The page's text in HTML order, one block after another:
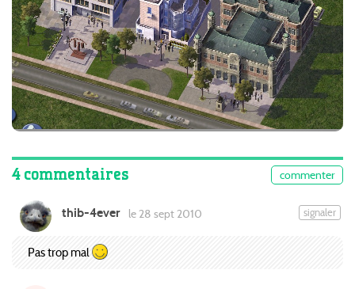
4 commentaires commenter
thib-4ever le 28 sept 2010 signaler
Pas trop mal